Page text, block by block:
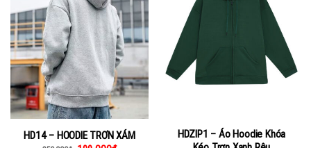
HD14 – HOODIE TRƠN XÁM
HDZIP1 – Áo Hoodie Khóa